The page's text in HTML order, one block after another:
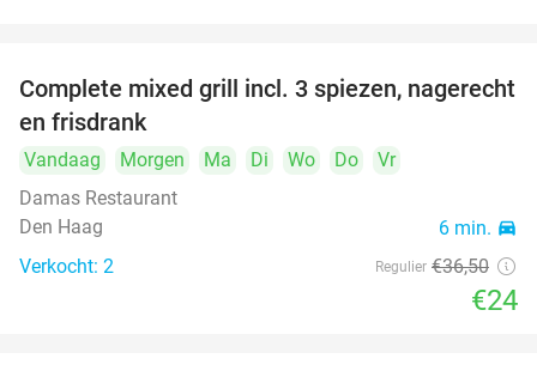
34%
Complete mixed grill incl. 3 spiezen, nagerecht
en frisdrank
Vandaag Morgen Ma Di Wo Do
Vr
Damas Restaurant
Den Haag
6 min. directions_car
Verkocht: 2 Regulier €36,50
€24